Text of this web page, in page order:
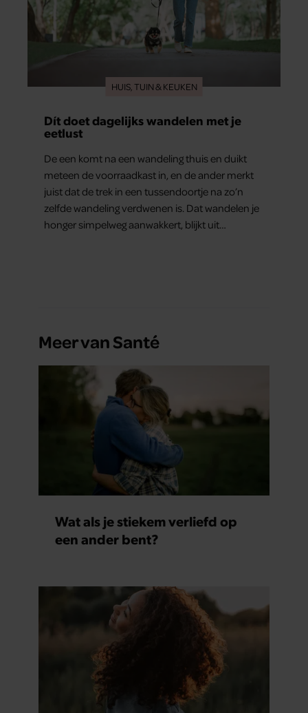
HUIS, TUIN & KEUKEN
Dít doet dagelijks wandelen met je
eetlust
De een komt na een wandeling thuis en duikt
meteen de voorraadkast in, en de ander merkt
juist dat de trek in een tussendoortje na zo’n
zelfde wandeling verdwenen is. Dat wandelen je
honger simpelweg aanwakkert, blijkt uit
Meer van Santé
Wat als je stiekem verliefd op
een ander bent?